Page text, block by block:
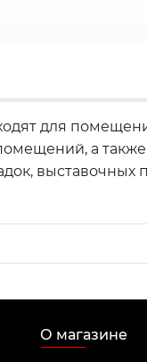
для
а
выставочных
О магазине